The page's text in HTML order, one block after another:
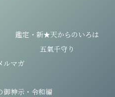
鑑定・新★天からのいろは
五氣千守り
ルマガ
御神示・令和編